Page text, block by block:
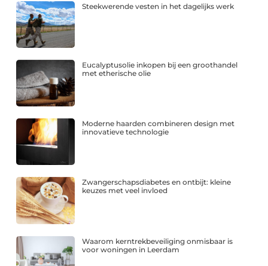
Steekwerende vesten in het dagelijks werk
Eucalyptusolie inkopen bij een groothandel
met etherische olie
Moderne haarden combineren design met
innovatieve technologie
Zwangerschapsdiabetes en ontbijt: kleine
keuzes met veel invloed
Waarom kerntrekbeveiliging onmisbaar is
voor woningen in Leerdam